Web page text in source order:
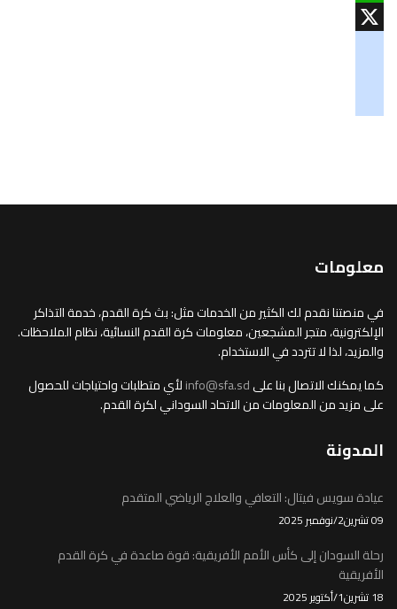
WhatsApp
معلومات
في منصتنا نقدم لك الكثير من الخدمات مثل: بث كرة القدم، خدمة التذاكر
الإلكترونية، متجر المشجعين، معلومات كرة القدم النسائية، نظام الملاحظات.
والمزيد، لذا لا تتردد في الاستخدام.
كما يمكنك الاتصال بنا علىinfo@sfa.sdلأي متطلبات واحتياجات للحصول
على مزيد من المعلومات من الاتحاد السوداني لكرة القدم.
المدونة
عيادة سويس فيتال: التعافي والعلاج الرياضي المتقدم
09 تشرين2/نوفمبر 2025
رحلة السودان إلى كأس الأمم الأفريقية: قوة صاعدة في كرة القدم
الأفريقية
18 تشرين1/أكتوير 2025